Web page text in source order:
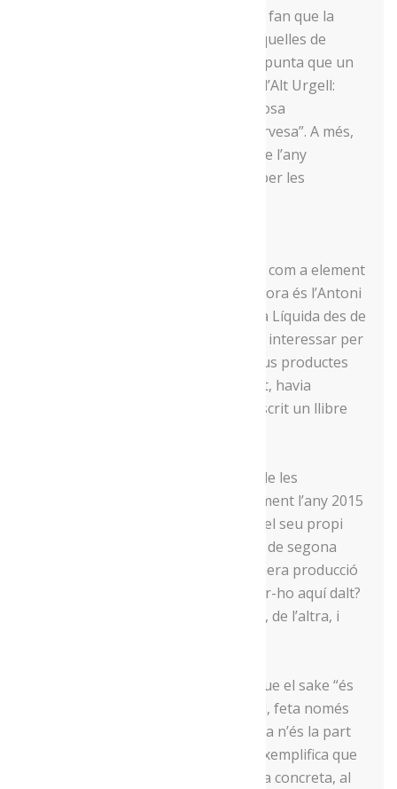
A més d’aquests condicionants, que fan que la
cervesa artesana sigui diferent a aquelles de
producció més industrial, Salvadó apunta que un
altre valor afegit és el de produir a l’Alt Urgell:
“aquí tenim una boníssima aigua, cosa
imprescindible per fer una bona cervesa”. A més,
afegeix que “en diverses èpoques de l’any
s’aprofita la temperatura ambient per les
Qui també cita l’aigua de l’Alt Urgell com a element
diferencial per al producte que elabora és l’Antoni
Campins, que produeix el sake Seda Líquida des de
Tuixent. Fa anys que Campins es va interessar per
la cultura japonesa i per un dels seus productes
gastronòmic estrella, el sake. De fet, havia
estudiat força la qüestió i n’havia escrit un llibre
Fruit d’aquella experiència prèvia i de les
coneixences que va anar fent, finalment l’any 2015
es va animar a començar a produir el seu propi
sake, aprofitant que tenia una casa de segona
residència a Tuixent, traient la primera producció
l’any 2016. I per què va optar per fer-ho aquí dalt?
D’una banda, per l’espai de la casa i, de l’altra, i
En aquest sentit, Campins explica que el sake “és
una beguda de fermentació natural, feta només
amb aigua, arròs i ferments, i l’aigua n’és la part
més important”. En aquest sentit, exemplifica que
“així com el vi només surt de la vinya concreta, al